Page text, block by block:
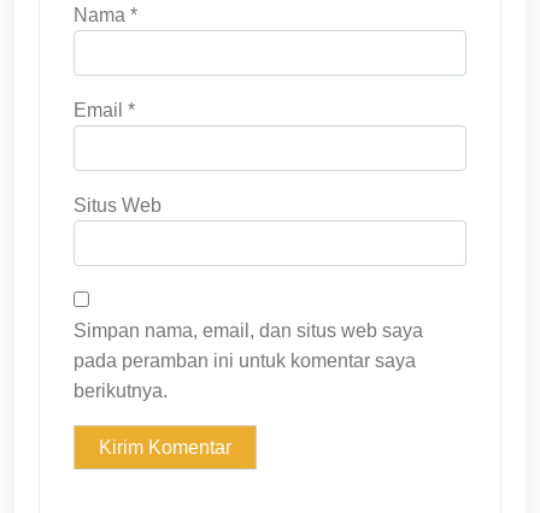
Nama *
Email *
Situs Web
Simpan nama, email, dan situs web saya
pada peramban ini untuk komentar saya
berikutnya.